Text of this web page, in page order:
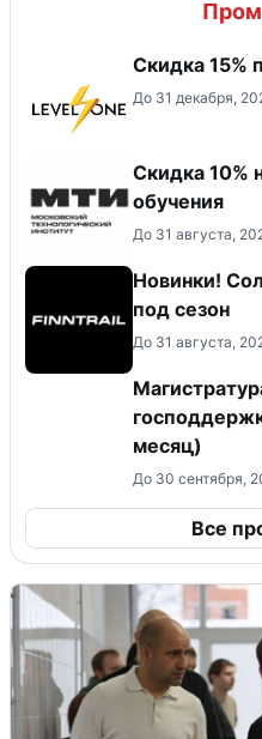
Скидка 15%
До 31 декабря,
Скидка 10%
обучения
До 31 августа,
Новинки!
под сезон
До 31 августа,
месяц)
До 30 сентября,
Все